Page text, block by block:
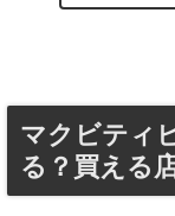
マクビティ
る？買える